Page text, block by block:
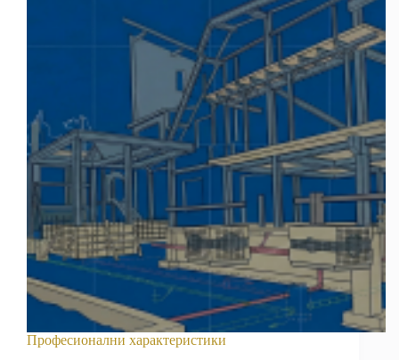
Професионални характеристики